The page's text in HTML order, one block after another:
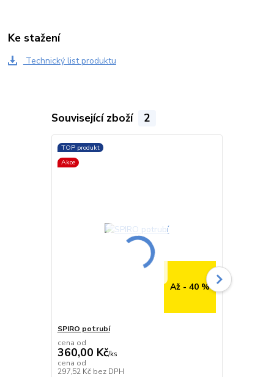
Ke stažení
Technický list produktu
Související zboží 2
TOP produkt
Akce
Až - 40 %
SPIRO potrubí
cena od
360,00 Kč/ks
cena od
297,52 Kč bez DPH